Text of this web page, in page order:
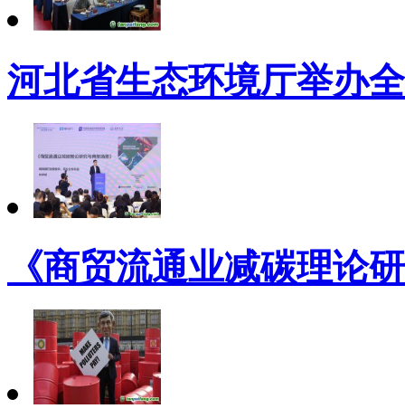
河北省生态环境厅举办
《商贸流通业减碳理论